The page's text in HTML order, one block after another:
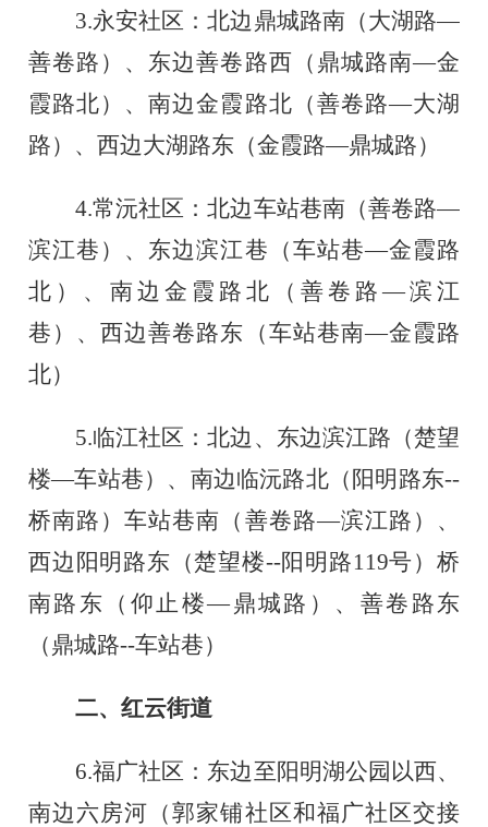
3.永安社区：北边鼎城路南（大湖路—
善卷路）、东边善卷路西（鼎城路南—金
霞路北） 、南边金霞路北（善卷路—大湖
路） 、西边大湖路东（金霞路—鼎城路）
4.常沅社区：北边车站巷南（善卷路—
滨江巷）、东边滨江巷（车站巷—金霞路
北） 、南边金霞路北（善卷路—滨江
巷） 、西边善卷路东（车站巷南—金霞路
北）
5.临江社区：北边、东边滨江路（楚望
楼—车站巷）、南边临沅路北（阳明路东--
桥南路）车站巷南（善卷路—滨江路）、
西边阳明路东（楚望楼--阳明路119号）桥
南路东（仰止楼—鼎城路） 、善卷路东
（鼎城路--车站巷）
二、红云街道
6.福广社区：东边至阳明湖公园以西、
南边六房河（郭家铺社区和福广社区交接